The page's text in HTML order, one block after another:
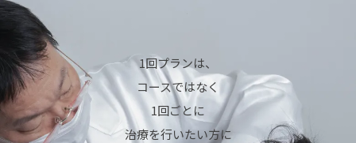
1回プランは、
コースではなく
1回ごとに
治療を行いたい方に